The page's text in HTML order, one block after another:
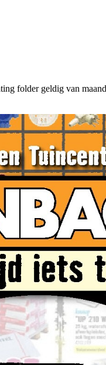
folder geldig van